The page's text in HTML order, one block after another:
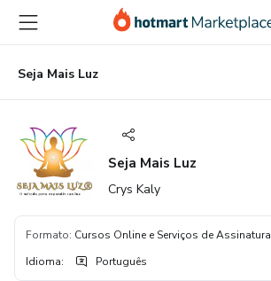
para
conteúdo
principal
para
pagamento
para
rodapé
Seja Mais Luz
Seja Mais Luz
Crys Kaly
Formato: Cursos Online e Serviços de Assinatura
Idioma: Português